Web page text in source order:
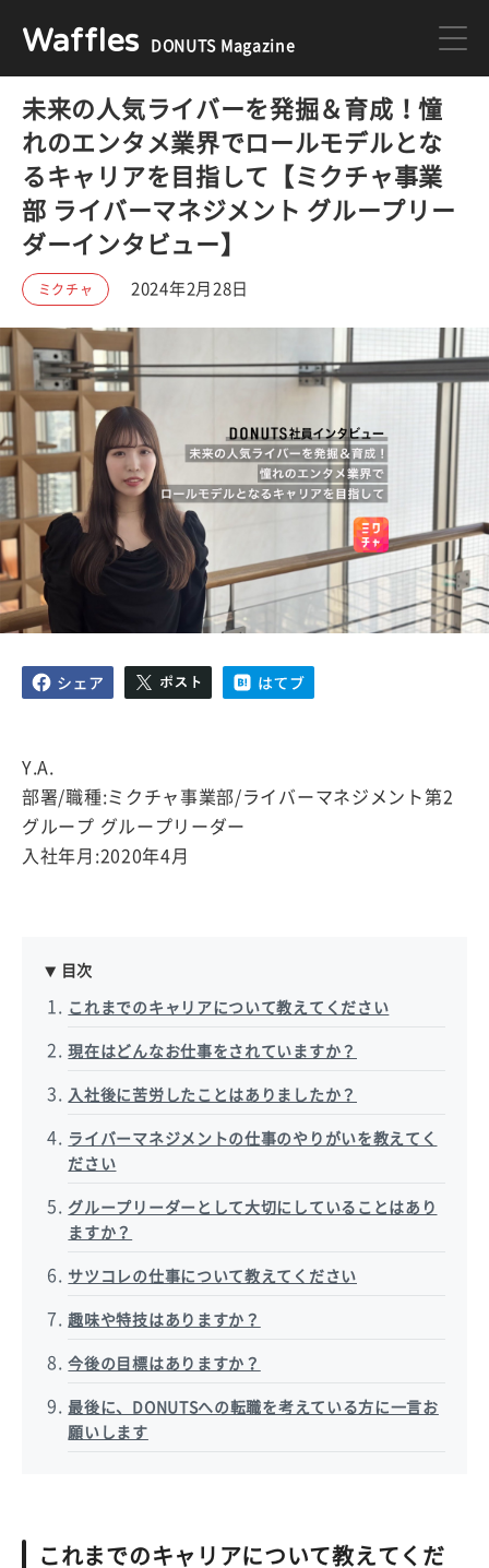
Waffles DONUTS Magazine
DONUTS ジョブカン
ミクチャ ゲーム
医療
DONUTSの採用情報はこちら
未来の人気ライバーを発掘＆育成！憧
れのエンタメ業界でロールモデルとな
るキャリアを目指して【ミクチャ事業
部 ライバーマネジメント グループリー
ダーインタビュー】
ミクチャ 2024年2月28日
Y.A.
部署/職種:ミクチャ事業部/ライバーマネジメント第2
グループ グループリーダー
入社年月:2020年4月
目次
これまでのキャリアについて教えてください
現在はどんなお仕事をされていますか？
入社後に苦労したことはありましたか？
ライバーマネジメントの仕事のやりがいを教えてく
ださい
グループリーダーとして大切にしていることはあり
ますか？
サツコレの仕事について教えてください
趣味や特技はありますか？
今後の目標はありますか？
最後に、DONUTSへの転職を考えている方に一言お
願いします
これまでのキャリアについて教えてくだ